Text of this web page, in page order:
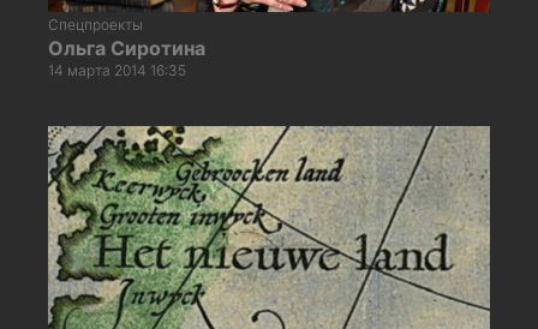
Спецпроекты
Ольга Сиротина
14 марта 2014 16:35